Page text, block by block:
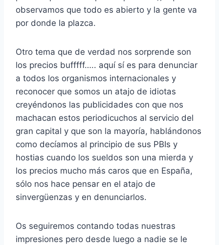
observamos que todo es abierto y la gente va
por donde la plazca.
Otro tema que de verdad nos sorprende son
los precios bufffff….. aquí sí es para denunciar
a todos los organismos internacionales y
reconocer que somos un atajo de idiotas
creyéndonos las publicidades con que nos
machacan estos periodicuchos al servicio del
gran capital y que son la mayoría, hablándonos
como decíamos al principio de sus PBIs y
hostias cuando los sueldos son una mierda y
los precios mucho más caros que en España,
sólo nos hace pensar en el atajo de
sinvergüenzas y en denunciarlos.
Os seguiremos contando todas nuestras
impresiones pero desde luego a nadie se le